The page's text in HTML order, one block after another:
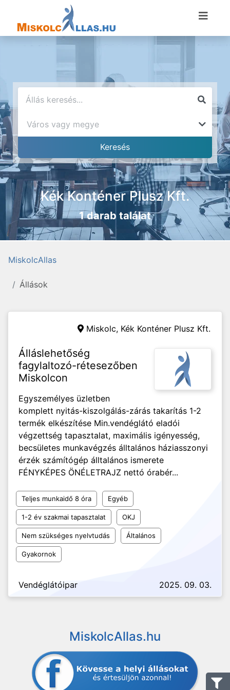
Kék Konténer Plusz Kft.
1 darab találat
MiskolcAllas
Állások
Miskolc, Kék Konténer Plusz Kft.
Álláslehetőség
fagylaltozó-rétesezőben
Miskolcon
Egyszemélyes üzletben
komplett nyitás-kiszolgálás-zárás takarítás 1-2
termék elkészítése Min.vendéglátó eladói
végzettség tapasztalat, maximális igényesség,
becsületes munkavégzés álltalános háziasszonyi
érzék számítógép álltalános ismerete
FÉNYKÉPES ÖNÉLETRAJZ nettó órabér...
Teljes munkaidő 8 óra Egyéb
1-2 év szakmai tapasztalat OKJ
Nem szükséges nyelvtudás Általános
Gyakornok
Vendéglátóipar 2025. 09. 03.
MiskolcAllas.hu